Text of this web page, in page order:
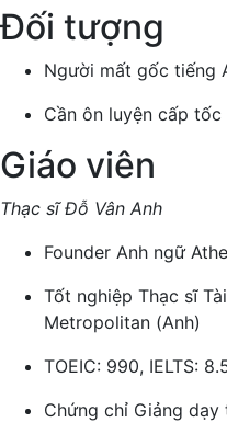
Đối tượng
Người mất gốc tiếng
Cần ôn luyện cấp
Giáo viên
Thạc sĩ Đỗ Vân Anh
Founder Anh ngữ
Tốt nghiệp Thạc sĩ
Metropolitan (Anh)
TOEIC: 990, IELTS:
Chứng chỉ Giảng dạy